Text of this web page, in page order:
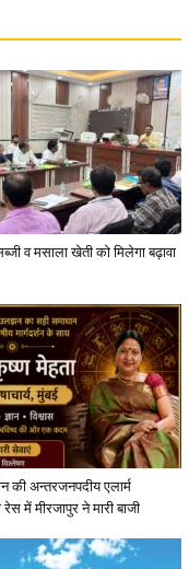
in
Hindi,
Today
Hindi
व मसाला खेती को मिलेगा बढ़ावा
की अन्तरजनपदीय एलार्म
में मीरजापुर ने मारी बाजी